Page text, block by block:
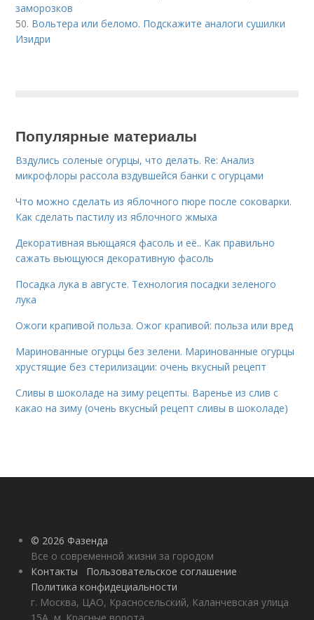
заморозков
50. Вольтера или беломо. Подскажите аналоги сушилки
Изидри
Популярные материалы
Вздулись соленые огурцы, что делать. Re: Анализ
микрофлоры рассола вздувшейся банки с огурцами
Что можно сделать из яблочного пюре после соковарки.
Как сделать пастилу из яблочного жмыха
Декоративная вьющаяся фасоль и её.. Как правильно
сажать вьющуюся декоративную фасоль
Посадка лука в августе. Технология посадки зеленого
лука
Ожоги крапивой польза. Ожог крапивой: польза или вред
Маринованные огурцы без зелени. Маринованные огурцы
хрустящие без стерилизации: очень вкусный рецепт
Сливы в шоколаде на зиму рецепты. Варенье из слив с
какао на зиму (очень вкусный рецепт сливы в шоколаде)
© 2026 Фазенда
Все о современной жизни за городом
Контакты
Пользовательское соглашение
Политика конфидециальности
г. Москва, ЦАО, Красносельский, Каланчевская улица